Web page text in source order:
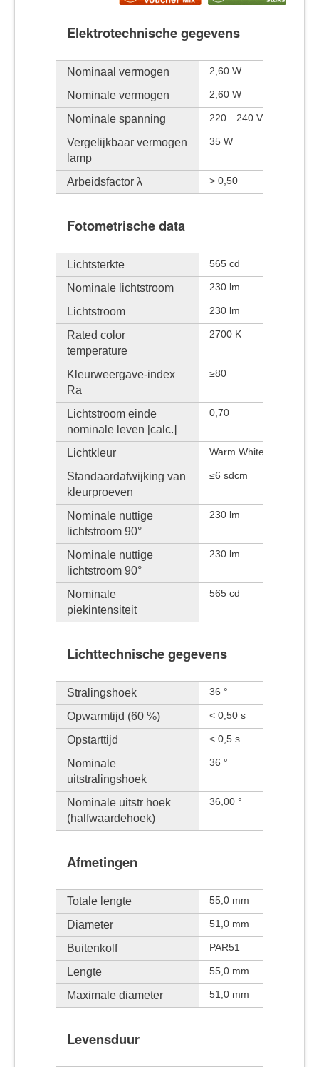
Elektrotechnische gegevens
Nominaal vermogen 2,60 W
Nominale vermogen 2,60 W
Nominale spanning 220…240 V
Vergelijkbaar vermogen
lamp
35 W
Arbeidsfactor λ > 0,50
Fotometrische data
Lichtsterkte 565 cd
Nominale lichtstroom 230 lm
Lichtstroom 230 lm
Rated color
temperature
2700 K
Kleurweergave-index
Ra
≥80
Lichtstroom einde
nominale leven [calc.]
0,70
Lichtkleur Warm White
Standaardafwijking van
kleurproeven
≤6 sdcm
Nominale nuttige
lichtstroom 90°
230 lm
Nominale nuttige
lichtstroom 90°
230 lm
Nominale
piekintensiteit
565 cd
Lichttechnische gegevens
Stralingshoek 36 °
Opwarmtijd (60 %) < 0,50 s
Opstarttijd < 0,5 s
Nominale
uitstralingshoek
36 °
Nominale uitstr hoek
(halfwaardehoek)
36,00 °
Afmetingen
Totale lengte 55,0 mm
Diameter 51,0 mm
Buitenkolf PAR51
Lengte 55,0 mm
Maximale diameter 51,0 mm
Levensduur